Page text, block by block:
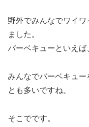
野外でみんなでワイ
ました。
バーベキューといえば
みんなでバーベキュー
とも多いですね。
そこでです。